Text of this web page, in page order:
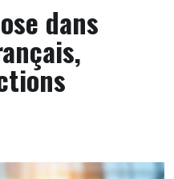
dans